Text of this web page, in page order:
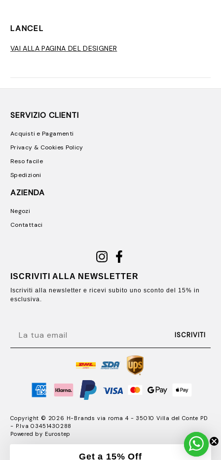
LANCEL
VAI ALLA PAGINA DEL DESIGNER
SERVIZIO CLIENTI
Acquisti e Pagamenti
Privacy & Cookies Policy
Reso facile
Spedizioni
AZIENDA
Negozi
Contattaci
ISCRIVITI ALLA NEWSLETTER
Iscriviti alla newsletter e ricevi subito uno sconto del 15% in
esclusiva.
ISCRIVITI
Copyright © 2026 H-Brands via roma 4 - 35010 Villa del Conte PD
- P.Iva 03451430288
Powered by Eurostep
Get a 15% Off